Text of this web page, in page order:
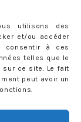
utilisons des
et/ou accéder
consentir à ces
telles que le
sur ce site. Le fait
peut avoir un